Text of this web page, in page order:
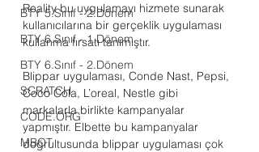
BTY 5.Sınıf - 2.Dönem
BTY 6.Sınıf - 1.Dönem
BTY 6.Sınıf - 2.Dönem
SCRATCH
CODE.ORG
MBOT
Reality bu uygulamayı hizmete sunarak
kullanıcılarına bir gerçeklik uygulaması
kullanma fırsatı tanımıştır.
Blippar uygulaması, Conde Nast, Pepsi,
Coco Cola, L’oreal, Nestle gibi
markalarla birlikte kampanyalar
yapmıştır. Elbette bu kampanyalar
doğrultusunda blippar uygulaması çok